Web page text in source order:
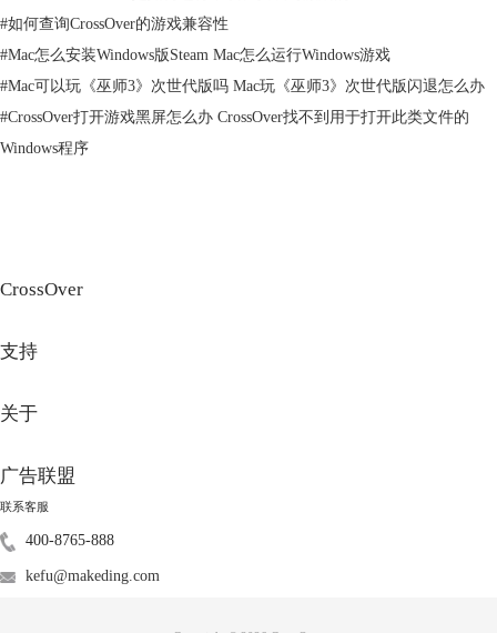
标。点击该图标即可打开YouTube应用程序，并开始浏览和观看视频。
法。
#如何查询CrossOver的游戏兼容性
#Mac怎么安装Windows版Steam Mac怎么运行Windows游戏
#Mac可以玩《巫师3》次世代版吗 Mac玩《巫师3》次世代版闪退怎么办
#CrossOver打开游戏黑屏怎么办 CrossOver找不到用于打开此类文件的
Windows程序
CrossOver
支持
关于
广告联盟
联系客服
400-8765-888
kefu@makeding.com